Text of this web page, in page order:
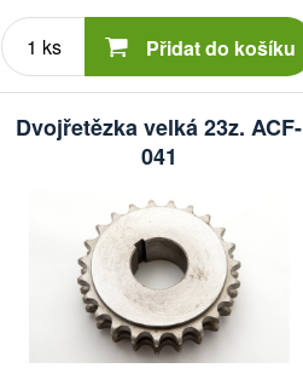
Počet
kusů Přidat do košíku
Dvojřetězka velká 23z. ACF-
041